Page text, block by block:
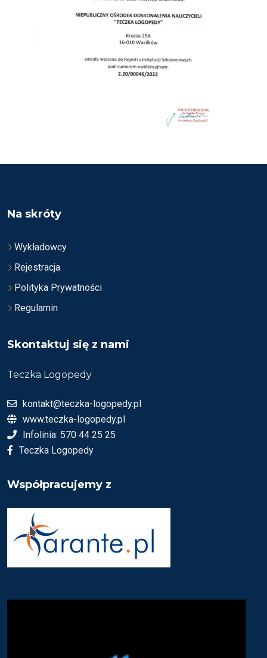
Na skróty
Wykładowcy
Rejestracja
Polityka Prywatności
Regulamin
Skontaktuj się z nami
Teczka Logopedy
kontakt@teczka-logopedy.pl
www.teczka-logopedy.pl
Infolinia: 570 44 25 25
Teczka Logopedy
Współpracujemy z